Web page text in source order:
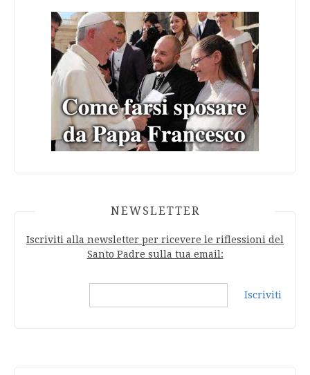
NEWSLETTER
Iscriviti alla newsletter per ricevere le riflessioni del
Santo Padre sulla tua email:
Iscriviti